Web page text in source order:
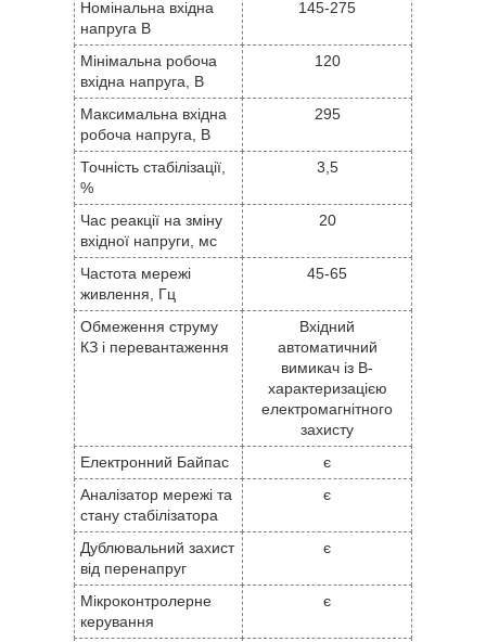
Номінальна вхідна
напруга В
145-275
Мінімальна робоча
вхідна напруга, В
120
Максимальна вхідна
робоча напруга, В
295
Точність стабілізації,
%
3,5
Час реакції на зміну
вхідної напруги, мс
20
Частота мережі
живлення, Гц
45-65
Обмеження струму
КЗ і перевантаження
Вхідний
автоматичний
вимикач із В-
характеризацією
електромагнітного
захисту
Електронний Байпас
є
Аналізатор мережі та
стану стабілізатора
є
Дублювальний захист
від перенапруг
є
Мікроконтролерне
керування
є